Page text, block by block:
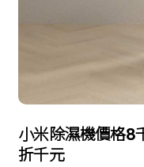
小米除濕機價格8
折千元